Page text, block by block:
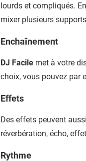
lourds et compliqués.
mixer plusieurs
Enchaînement
DJ Facile met à votre
choix, vous pouvez par
Effets
Des effets peuvent
réverbération, écho,
Rythme